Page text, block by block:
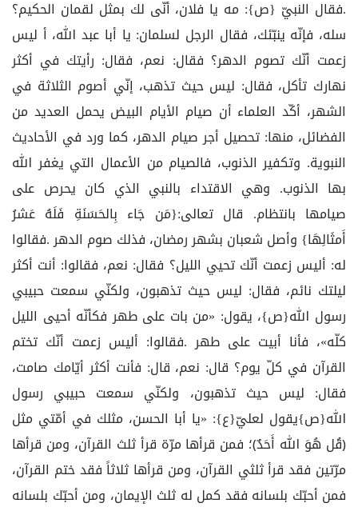
.فقال النبيّ {ص}: مه يا فلان، أنّى لك بمثل لقمان الحكيم؟
سله، فإنّه ينبّئك، فقال الرجل لسلمان: يا أبا عبد الله، أ ليس
زعمت أنّك تصوم الدهر؟ فقال: نعم، فقال: رأيتك في أكثر
نهارك تأكل، فقال: ليس حيث تذهب، إنّي أصوم الثلاثة في
الشهر، أكّد العلماء أن صيام الأيام البيض يحمل العديد من
الفضائل، منها: تحصيل أجر صيام الدهر، كما ورد في الأحاديث
النبوية. وتكفير الذنوب، فالصيام من الأعمال التي يغفر الله
بها الذنوب. وهي الاقتداء بالنبي الذي كان يحرص على
صيامها بانتظام. قال تعالى:{مَن جَاء بِالحَسَنَةِ فَلَهُ عَشرُ
أَمثَالِهَا} وأصل شعبان بشهر رمضان، فذلك صوم الدهر .فقالوا
له: أليس زعمت أنّك تحيي الليل؟ فقال: نعم، فقالوا: أنت أكثر
ليلتك نائم، فقال: ليس حيث تذهبون، ولكنّي سمعت حبيبي
رسول الله{ص}، يقول: «من بات على طهر فكأنّه أحيى الليل
كلّه»، فأنا أبيت على طهر .فقالوا: أليس زعمت أنّك تختم
القرآن في كلّ يوم؟ قال: نعم، قال: فأنت أكثر أيّامك صامت،
فقال: ليس حيث تذهبون، ولكنّي سمعت حبيبي رسول
الله{ص}يقول لعليّ{ع}: «يا أبا الحسن، مثلك في أمّتي مثل
﴿قُل هُوَ الله أَحَدٌ﴾؛ فمن قرأها مرّة قرأ ثلث القرآن، ومن قرأها
مرّتين فقد قرأ ثلثي القرآن، ومن قرأها ثلاثاً فقد ختم القرآن،
فمن أحبّك بلسانه فقد كمل له ثلث الإيمان، ومن أحبّك بلسانه